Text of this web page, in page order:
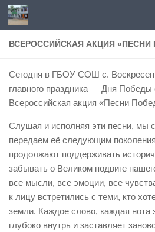
Перейти к содержимому
ВСЕРОССИЙСКАЯ АКЦИЯ «ПЕСНИ
Сегодня в ГБОУ СОШ с.
главного праздника — Дня Победы
Всероссийская акция «Песни
Слушая и исполняя эти песни, мы
передаем её следующим
продолжают поддерживать
забывать о Великом подвиге
все мысли, все эмоции, все
к лицу встретились с теми, кто
земли. Каждое слово, каждая нота
глубоко внутрь и заставляет